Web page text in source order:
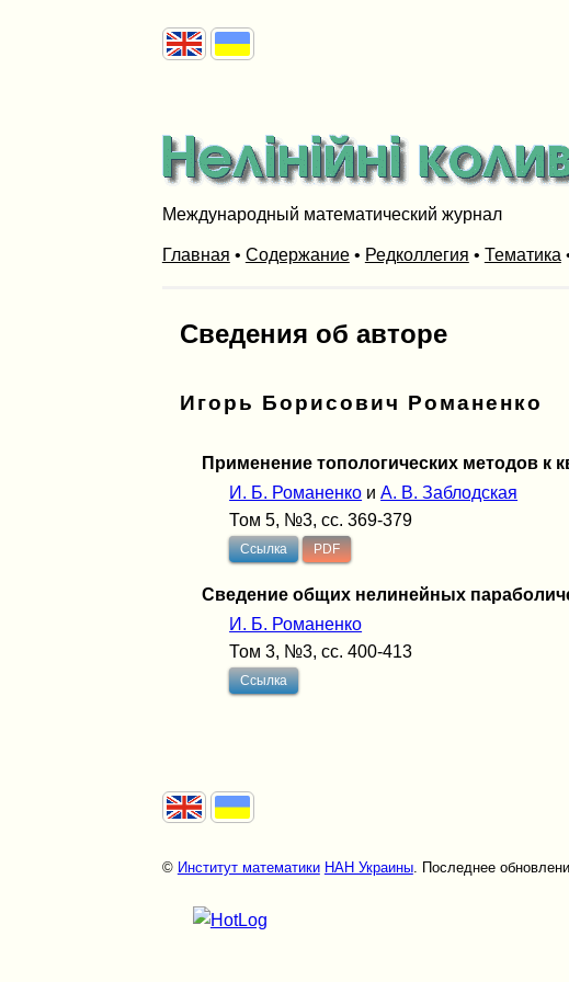
Международный математический журнал
Главная • Содержание• Редколлегия • Тематика
Сведения об авторе
Игорь Борисович Романенко
Применение топологических методов к
И. Б. Романенко иА. В. Заблодская
Том 5, №3, сс. 369-379
Ссылка PDF
Сведение общих нелинейных
И. Б. Романенко
Том 3, №3, сс. 400-413
Ссылка
© Институт математики НАН Украины. Последнее